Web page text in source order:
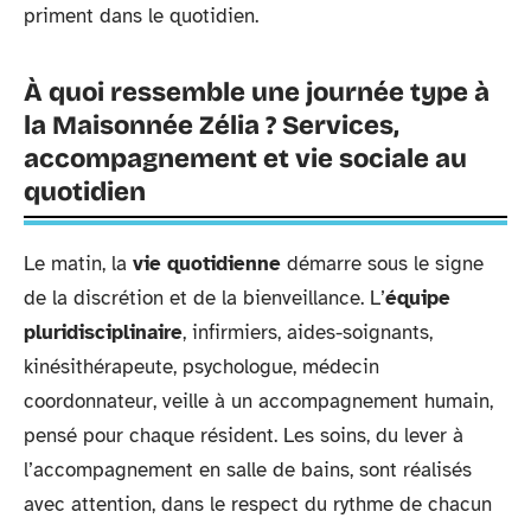
priment dans le quotidien.
À quoi ressemble une journée type à
la Maisonnée Zélia ? Services,
accompagnement et vie sociale au
quotidien
Le matin, la vie quotidienne démarre sous le signe
de la discrétion et de la bienveillance. L’équipe
pluridisciplinaire, infirmiers, aides-soignants,
kinésithérapeute, psychologue, médecin
coordonnateur, veille à un accompagnement humain,
pensé pour chaque résident. Les soins, du lever à
l’accompagnement en salle de bains, sont réalisés
avec attention, dans le respect du rythme de chacun